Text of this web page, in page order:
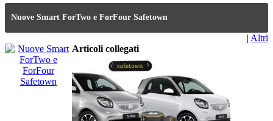
Nuove Smart ForTwo e ForFour Safetown
| Altri
Articoli collegati